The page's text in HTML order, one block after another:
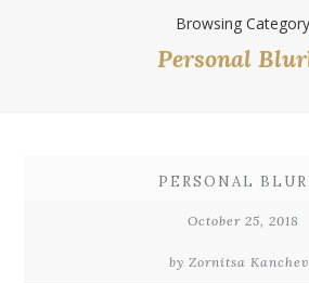
Browsing Category
Personal
PERSONAL
October 25, 2018
by Zornitsa